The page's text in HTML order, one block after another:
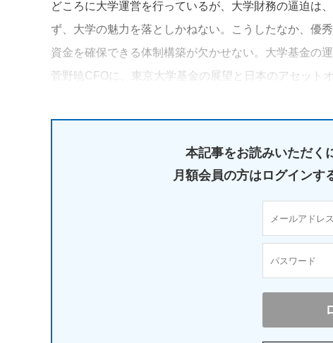
どころに大学運営を行っているが、大学財務の逼迫は
ず、大学の魅力を落としかねない。こうしたなか、優
資金を確保できる体制構築が欠かせない。大学基金の
菅野暁CFOに、東京大学基金の展望と日本のアセット
本記事をお読みいただく
月額会員の方はログインす